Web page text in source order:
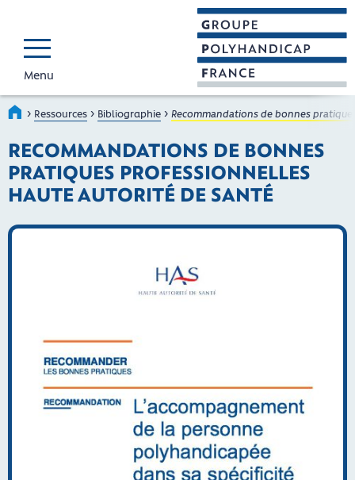
GROUPE
Faire connaître et
Menu
Accueil
› Ressources › Bibliographie › Recommandations de bonnes
RECOMMANDATIONS DE BONNES
PRATIQUES PROFESSIONNELLES
HAUTE AUTORITÉ DE SANTÉ